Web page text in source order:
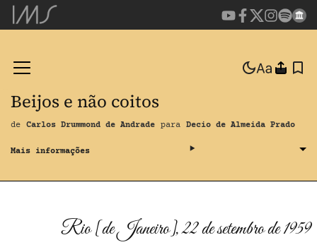
Beijos e não coitos
de Carlos Drummond de Andrade para Decio de Almeida Prado
Rio [de Janeiro], 22 de setembro de 1959